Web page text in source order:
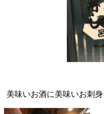
美味いお酒に美味いお刺